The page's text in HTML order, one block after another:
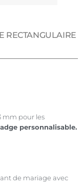
RECTANGULAIRE
mm pour les
personnalisable.
de mariage avec